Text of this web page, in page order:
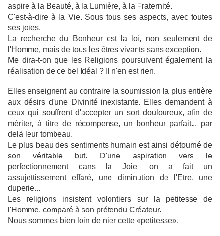
aspire à la Beauté, à la Lumière, à la Fraternité.
C'est-à-dire à la Vie. Sous tous ses aspects, avec toutes
ses joies.
La recherche du Bonheur est la loi, non seulement de
l'Homme, mais de tous les êtres vivants sans exception.
Me dira-t-on que les Religions poursuivent également la
réalisation de ce bel Idéal ? Il n'en est rien.
Elles enseignent au contraire la soumission la plus entière
aux désirs d'une Divinité inexistante. Elles demandent à
ceux qui souffrent d'accepter un sort douloureux, afin de
mériter, à titre de récompense, un bonheur parfait... par
delà leur tombeau.
Le plus beau des sentiments humain est ainsi détourné de
son véritable but. D'une aspiration vers le
perfectionnement dans la Joie, on a fait un
assujettissement effaré, une diminution de l'Etre, une
duperie...
Les religions insistent volontiers sur la petitesse de
l'Homme, comparé à son prétendu Créateur.
Nous sommes bien loin de nier cette «petitesse».